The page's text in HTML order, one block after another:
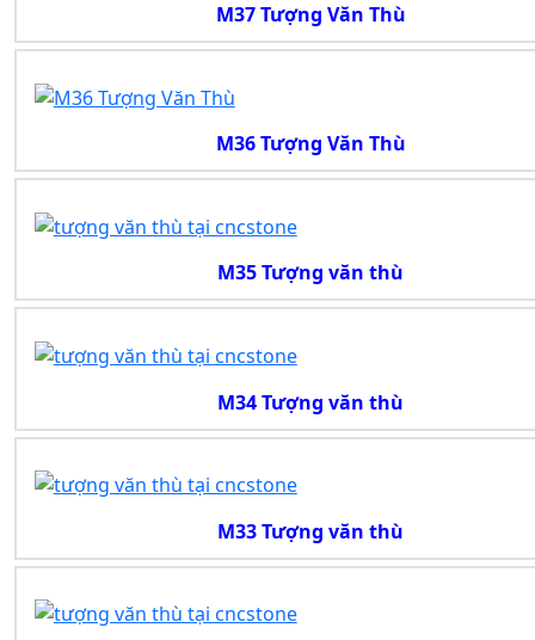
M37 Tượng Văn Thù
M36 Tượng Văn Thù
M35 Tượng văn thù
M34 Tượng văn thù
M33 Tượng văn thù